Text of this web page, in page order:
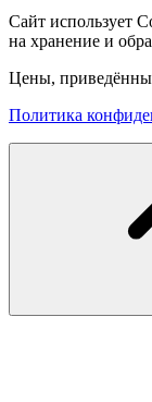
Сайт использует
на хранение и
Цены,
Политика